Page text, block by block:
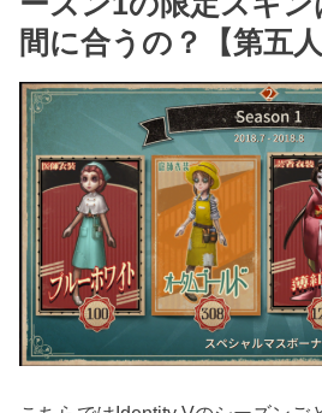
間に合うの？【第五人